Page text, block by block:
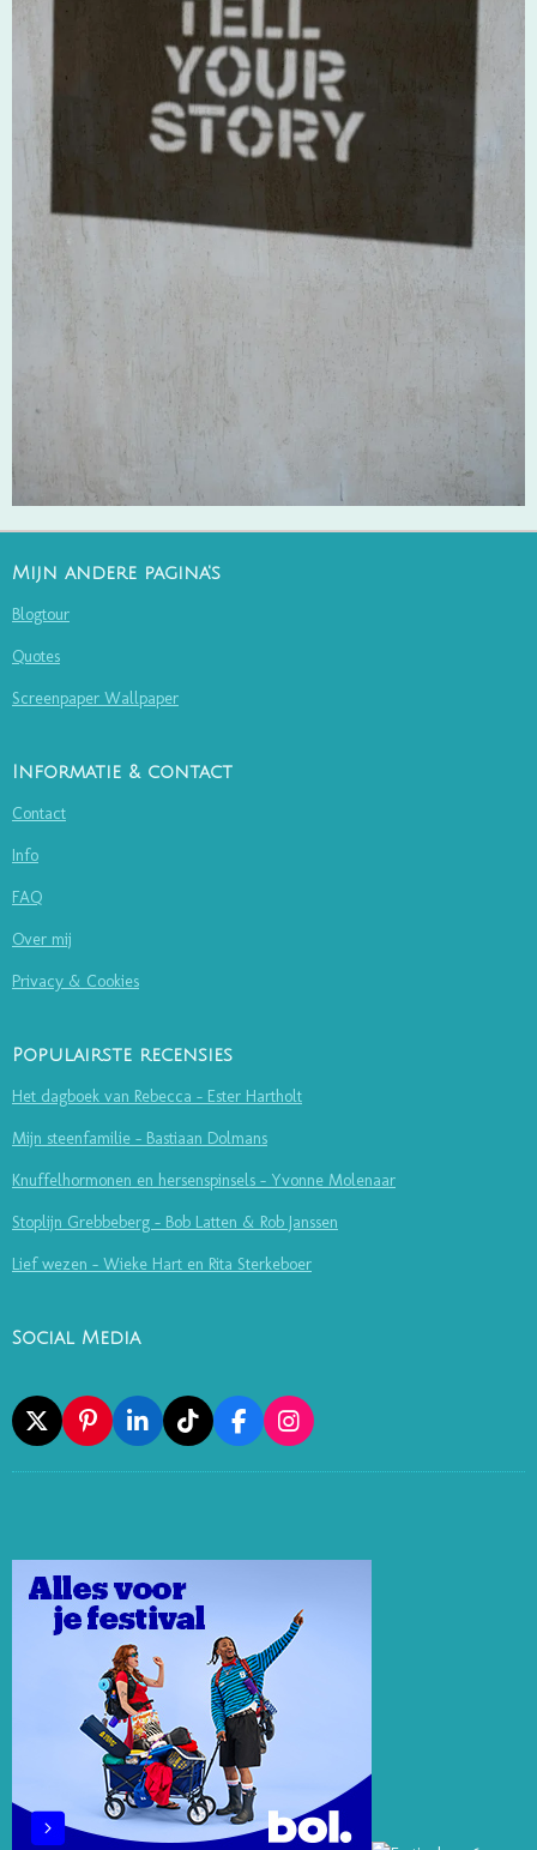
Mijn andere pagina's
Blogtour
Quotes
Screenpaper Wallpaper
Informatie & contact
Contact
Info
FAQ
Over mij
Privacy & Cookies
Populairste recensies
Het dagboek van Rebecca - Ester Hartholt
Mijn steenfamilie - Bastiaan Dolmans
Knuffelhormonen en hersenspinsels - Yvonne Molenaar
Stoplijn Grebbeberg - Bob Latten & Rob Janssen
Lief wezen - Wieke Hart en Rita Sterkeboer
Social Media
X
P
I
N
E
S
T
L
I
N
I
N
T
I
K
F
A
C
O
I
N
S
R
M